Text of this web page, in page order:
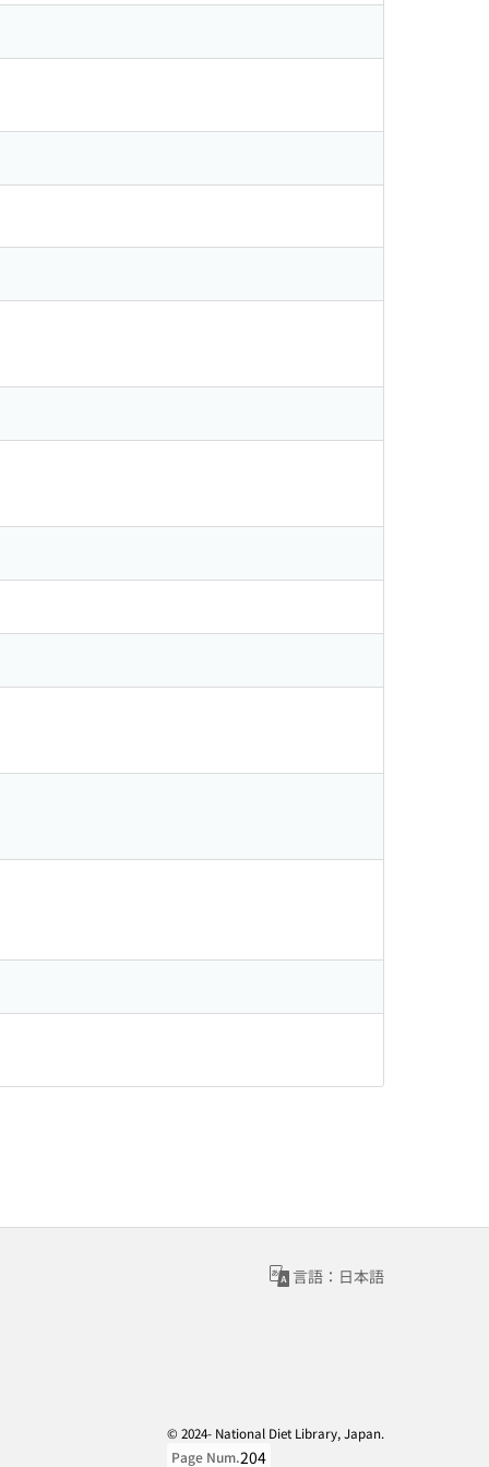
言語：日本語
© 2024- National Diet Library, Japan.
Page Num.204